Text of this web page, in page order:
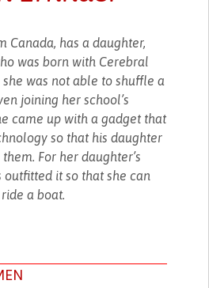
Canada, has a daughter,
was born with Cerebral
she was not able to shuffle a
joining her school’s
came up with a gadget that
so that his daughter
For her daughter’s
outfitted it so that she can
a boat.